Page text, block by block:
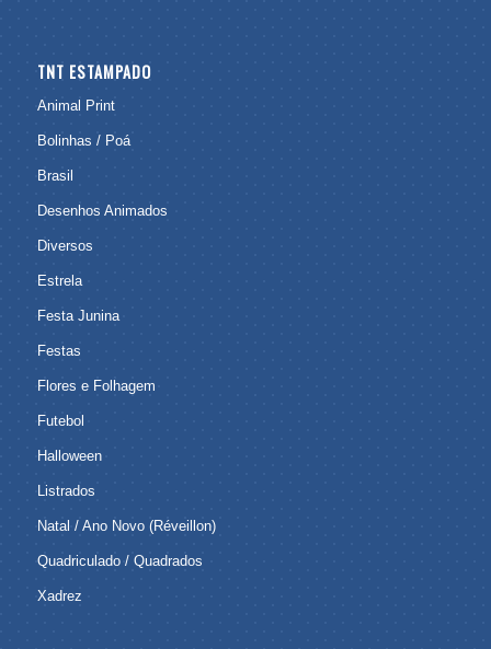
TNT ESTAMPADO
Animal Print
Bolinhas / Poá
Brasil
Desenhos Animados
Diversos
Estrela
Festa Junina
Festas
Flores e Folhagem
Futebol
Halloween
Listrados
Natal / Ano Novo (Réveillon)
Quadriculado / Quadrados
Xadrez